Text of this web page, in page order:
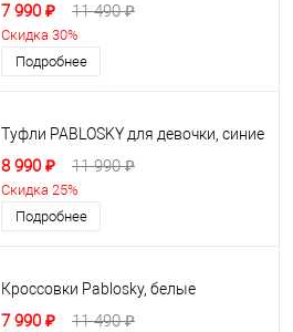
7 990 ₽ 11 490 ₽
Скидка 30%
Подробнее
Туфли PABLOSKY для девочки, синие
8 990 ₽ 11 990 ₽
Скидка 25%
Подробнее
Кроссовки Pablosky, белые
7 990 ₽ 11 490 ₽